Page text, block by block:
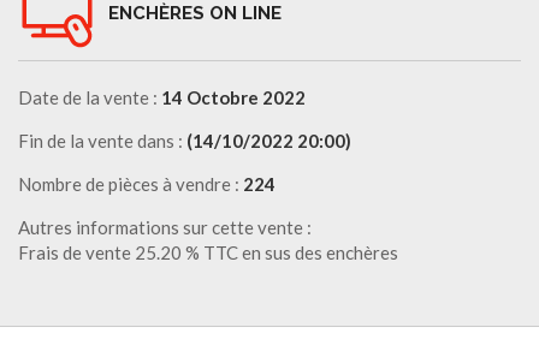
ENCHÈRES ON LINE
Date de la vente : 14 Octobre 2022
Fin de la vente dans : (14/10/2022 20:00)
Nombre de pièces à vendre : 224
Autres informations sur cette vente :
Frais de vente 25.20 % TTC en sus des enchères